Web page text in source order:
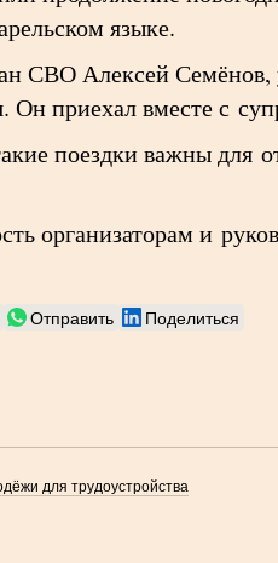
языке.
СВО Алексей
Он приехал вместе с
поездки важны для
организаторам и
Отправить Поделиться
для трудоустройства